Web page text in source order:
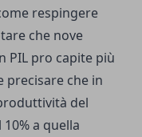
respingere
che nove
PIL pro capite più
precisare che in
del
a quella